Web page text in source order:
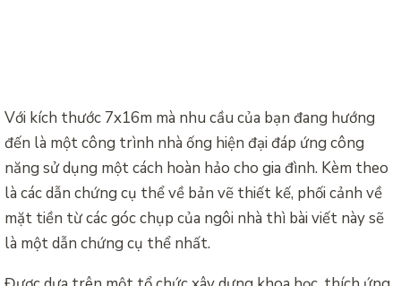
Với kích thước 7x16m mà nhu cầu của bạn đang hướng
đến là một công trình nhà ống hiện đại đáp ứng công
năng sử dụng một cách hoàn hảo cho gia đình. Kèm theo
là các dẫn chứng cụ thể về bản vẽ thiết kế, phối cảnh về
mặt tiền từ các góc chụp của ngôi nhà thì bài viết này sẽ
là một dẫn chứng cụ thể nhất.